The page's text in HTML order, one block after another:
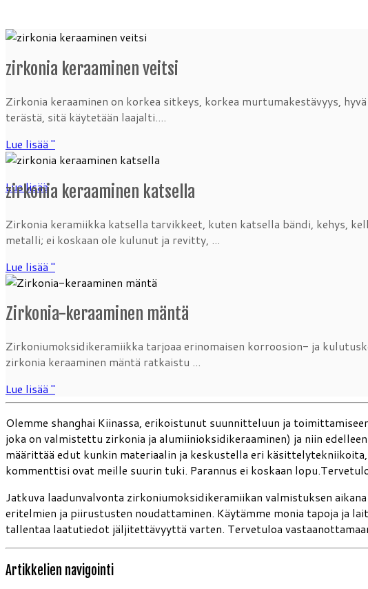
Lue lisää
zirkonia keraaminen veitsi
Zirkonia keraaminen on korkea sitkeys, korkea murtumakestävyys,
terästä, sitä käytetään laajalti....
Lue lisää "
zirkonia keraaminen katsella
Zirkonia keramiikka katsella tarvikkeet, kuten katsella bändi, kehys,
metalli; ei koskaan ole kulunut ja revitty, ...
Lue lisää "
Zirkonia-keraaminen mäntä
Zirkoniumoksidikeramiikka tarjoaa erinomaisen korroosion- ja
zirkonia keraaminen mäntä ratkaistu ...
Lue lisää "
Olemme shanghai Kiinassa, erikoistunut suunnitteluun ja
joka on valmistettu zirkonia ja alumiinioksidikeraaminen) ja niin
määrittää edut kunkin materiaalin ja keskustella eri
kommenttisi ovat meille suurin tuki. Parannus ei koskaan
Jatkuva laadunvalvonta zirkoniumoksidikeramiikan valmistuksen
eritelmien ja piirustusten noudattaminen. Käytämme monia tapoja ja
tallentaa laatutiedot jäljitettävyyttä varten. Tervetuloa
Artikkelien navigointi